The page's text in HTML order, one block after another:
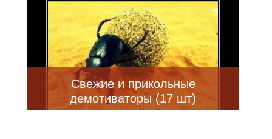
Свежие и прикольные
демотиваторы (17 шт)